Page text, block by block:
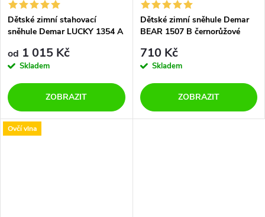
Dětské zimní stahovací
sněhule Demar LUCKY 1354 A
od 1 015 Kč
Skladem
ZOBRAZIT
Dětské zimní sněhule Demar
BEAR 1507 B černorůžové
710 Kč
Skladem
ZOBRAZIT
Ovčí vlna